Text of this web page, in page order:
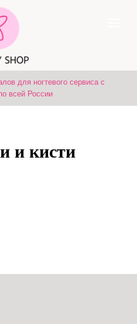
для ногтевого сервиса с
всей России
и кисти